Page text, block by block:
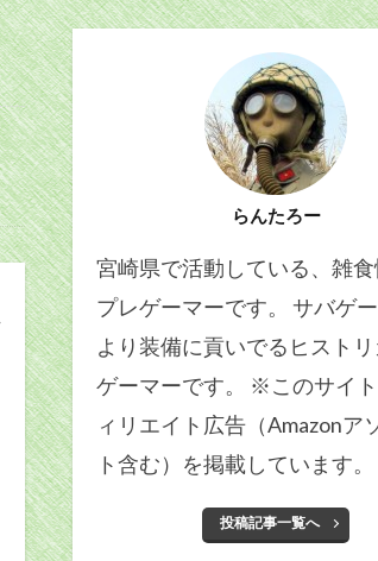
らんたろー
宮崎県で活動している、雑食
プレゲーマーです。 サバゲ
より装備に貢いでるヒスト
ゲーマーです。 ※このサイ
ィリエイト広告（Amazonア
ト含む）を掲載しています。
投稿記事一覧へ